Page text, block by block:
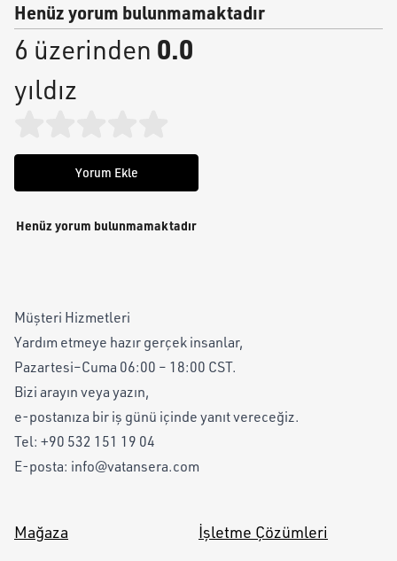
Henüz yorum bulunmamaktadır
6 üzerinden 0.0
yıldız
Yorum Ekle
Henüz yorum bulunmamaktadır
Müşteri Hizmetleri
Yardım etmeye hazır gerçek insanlar,
Pazartesi–Cuma 06:00 – 18:00 CST.
Bizi arayın veya yazın,
e-postanıza bir iş günü içinde yanıt vereceğiz.
Tel: +90 532 151 19 04
E-posta: info@vatansera.com
Mağaza İşletme Çözümleri